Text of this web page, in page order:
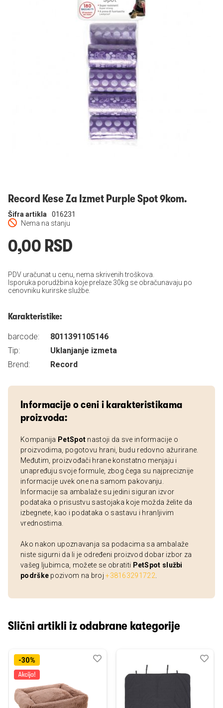
Record Kese Za Izmet Purple Spot 9kom.
Nema na stanju
Šifra artikla 016231
0,00 RSD
PDV uračunat u cenu, nema skrivenih troškova.
Isporuka porudžbina koje prelaze 30kg se obračunavaju po
cenovniku kurirske službe.
Karakteristike:
barcode:
8011391105146
Tip:
Uklanjanje izmeta
Brend:
Record
Informacije o ceni i karakteristikama
proizvoda:
Kompanija PetSpot nastoji da sve informacije o
proizvodima, pogotovu hrani, budu redovno ažurirane.
Međutim, proizvođači hrane konstatno menjaju i
unapređuju svoje formule, zbog čega su najpreciznije
informacije uvek one na samom pakovanju.
Informacije sa ambalaže su jedini siguran izvor
podataka o prisustvu sastojaka koje možda želite da
izbegnete, kao i podataka o sastavu i hranljivim
vrednostima.
Ako nakon upoznavanja sa podacima sa ambalaže
niste sigurni da li je određeni proizvod dobar izbor za
vašeg ljubimca, možete se obratiti PetSpot službi
podrške pozivom na broj+38163291722
Slični artikli iz odabrane kategorije
-30%
Dodaj
Uporedi